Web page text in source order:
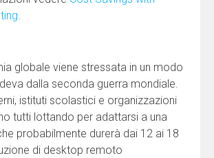
.
globale viene stressata in un modo
dalla seconda guerra mondiale.
istituti scolastici e organizzazioni
tutti lottando per adattarsi a una
probabilmente durerà dai 12 ai 18
di desktop remoto